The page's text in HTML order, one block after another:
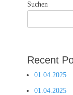
Suchen
Recent
01.04.2025
01.04.2025